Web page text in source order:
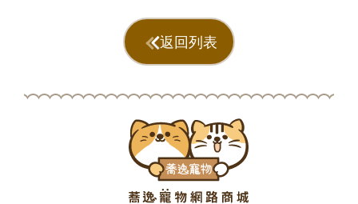
返回列表